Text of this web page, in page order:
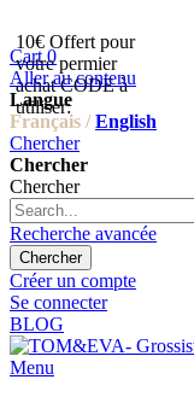
10€ Offert pour
votre permier
achat CODE à
utiliser:
Cart 0
Aller au contenu
Langue
Français / English
Chercher
Chercher
Chercher
Recherche avancée
Chercher
Créer un compte
Se connecter
BLOG
Menu